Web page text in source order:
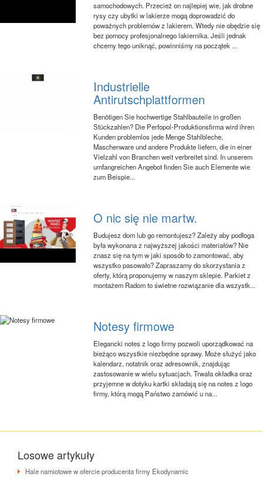
samochodowych. Przecież on najlepiej wie, jak drobne
rysy czy ubytki w lakierze mogą doprowadzić do
poważnych problemów z lakierem. Wtedy nie obędzie się
bez pomocy profesjonalnego lakiernika. Jeśli jednak
chcemy tego uniknąć, powinniśmy na początek ...
Industrielle
Antirutschplattformen
Benötigen Sie hochwertige Stahlbauteile in großen
Stückzahlen? Die Perfopol-Produktionsfirma wird ihren
Kunden problemlos jede Menge Stahlbleche,
Maschenware und andere Produkte liefern, die in einer
Vielzahl von Branchen weit verbreitet sind. In unserem
umfangreichen Angebot finden Sie auch Elemente wie
zum Beispie...
O nic się nie martw.
Budujesz dom lub go remontujesz? Zależy aby podłoga
była wykonana z najwyższej jakości materiałów? Nie
znasz się na tym w jaki sposób to zamontować, aby
wszystko pasowało? Zapraszamy do skorzystania z
oferty, którą proponujemy w naszym sklepie. Parkiet z
montażem Radom to świetne rozwiązanie dla wszystk...
Notesy firmowe
Elegancki notes z logo firmy pozwoli uporządkować na
bieżąco wszystkie niezbędne sprawy. Może służyć jako
kalendarz, notatnik oraz adresownik, znajdując
zastosowanie w wielu sytuacjach. Trwała okładka oraz
przyjemne w dotyku kartki składają się na notes z logo
firmy, którą mogą Państwo zamówić u na...
Losowe artykuły
Hale namiotowe w ofercie producenta firmy Ekodynamic